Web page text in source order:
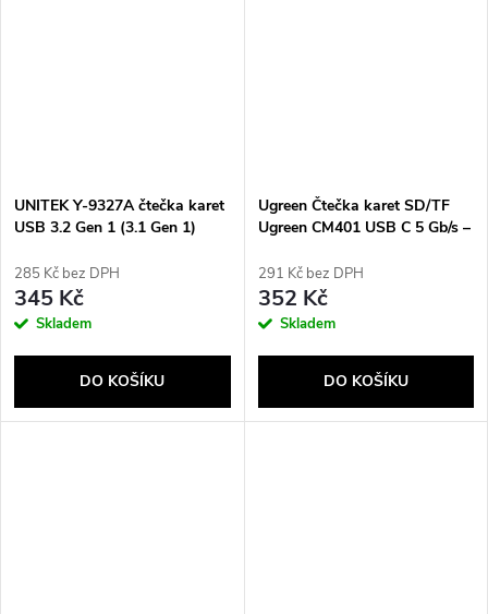
UNITEK Y-9327A čtečka karet
USB 3.2 Gen 1 (3.1 Gen 1)
285 Kč bez DPH
345 Kč
Skladem
DO KOŠÍKU
Ugreen Čtečka karet SD/TF
Ugreen CM401 USB C 5 Gb/s –
291 Kč bez DPH
352 Kč
Skladem
DO KOŠÍKU